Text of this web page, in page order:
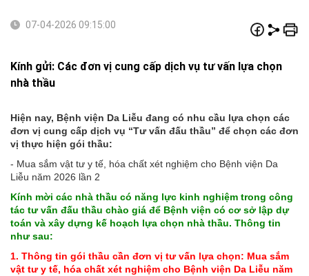
07-04-2026 09:15:00
Kính gửi: Các đơn vị cung cấp dịch vụ tư vấn lựa chọn
nhà thầu
Hiện nay, Bệnh viện Da Liễu đang có nhu cầu lựa chọn các
đơn vị cung cấp dịch vụ “Tư vấn đấu thầu” để chọn các đơn
vị thực hiện gói thầu:
- Mua sắm vật tư y tế, hóa chất xét nghiệm cho Bệnh viện Da
Liễu năm 2026 lần 2
Kính mời các nhà thầu có năng lực kinh nghiệm trong công
tác tư vấn đấu thầu chào giá để Bệnh viện có cơ sở lập dự
toán và xây dựng kế hoạch lựa chọn nhà thầu. Thông tin
như sau:
1. Thông tin gói thầu cần đơn vị tư vấn lựa chọn: Mua sắm
vật tư y tế, hóa chất xét nghiệm cho Bệnh viện Da Liễu năm